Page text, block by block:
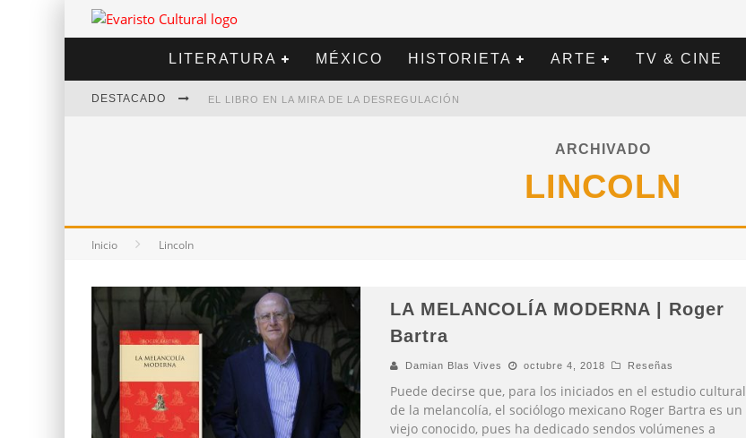
LITERATURA MÉXICO HISTORIETA ARTE TV & CINE
DESTACADO EL LIBRO EN LA MIRA DE LA DESREGULACIÓN
ARCHIVADO
LINCOLN
Inicio Lincoln
LA MELANCOLÍA MODERNA | Roger
Bartra
Damian Blas Vives octubre 4, 2018 Reseñas
Puede decirse que, para los iniciados en el estudio cultural
de la melancolía, el sociólogo mexicano Roger Bartra es un
viejo conocido, pues ha dedicado sendos volúmenes a